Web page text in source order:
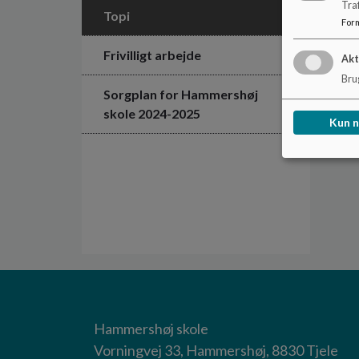
Topi
Frivilligt arbejde
Sorgplan for Hammershøj
skole 2024-2025
Hammershøj skole
Vorningvej 33, Hammershøj, 8830 Tjele
Kun